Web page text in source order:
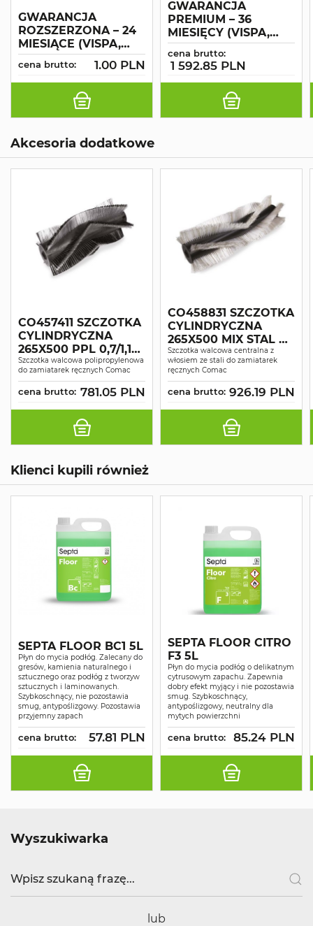
GWARANCJA
ROZSZERZONA – 24
MIESIĄCE (VISPA,
ANTEA, ABILA,
VERSA, CS 50)
cena brutto: 1.00 PLN
GWARANCJA
PREMIUM – 36
MIESIĘCY (VISPA,
ABILA, ANTEA,
VERSA, CS 50)
cena brutto:
1 592.85 PLN
Akcesoria dodatkowe
CO457411 SZCZOTKA
CYLINDRYCZNA
265X500 PPL 0,7/1,1
CS 500 B/BT
Szczotka walcowa polipropylenowa
do zamiatarek ręcznych Comac
cena brutto: 781.05 PLN
CO458831 SZCZOTKA
CYLINDRYCZNA
265X500 MIX STAL CS
500 B/BT
Szczotka walcowa centralna z
włosiem ze stali do zamiatarek
ręcznych Comac
cena brutto: 926.19 PLN
Klienci kupili również
SEPTA FLOOR BC1 5L
Płyn do mycia podłóg. Zalecany do
gresów, kamienia naturalnego i
sztucznego oraz podłóg z tworzyw
sztucznych i laminowanych.
Szybkoschnący, nie pozostawia
smug, antypoślizgowy. Pozostawia
przyjemny zapach
cena brutto: 57.81 PLN
SEPTA FLOOR CITRO
F3 5L
Płyn do mycia podłóg o delikatnym
cytrusowym zapachu. Zapewnia
dobry efekt myjący i nie pozostawia
smug. Szybkoschnący,
antypoślizgowy, neutralny dla
mytych powierzchni
cena brutto: 85.24 PLN
Wyszukiwarka
lub